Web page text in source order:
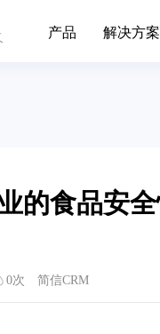
产品
理
解决方案
新...
的现
的发
医疗
免责声明
的食品安
0次 简信CRM